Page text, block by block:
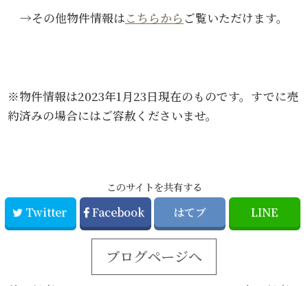
→その他物件情報はこちらから ご覧いただけます。
※物件情報は2023年1月23日現在のものです。すでに売
約済みの場合にはご容赦くださいませ。
このサイトを共有する
Twitter Facebook はてブ LINE
ブログページへ